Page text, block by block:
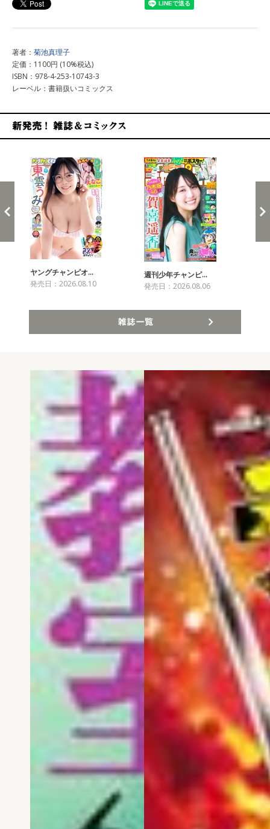
著者： 菊池真理子
定価：1100円 (10%税込)
ISBN：978-4-253-10743-3
レーベル：書籍扱いコミックス
ヤングチャンピオ…
発売日：2026.08.10
週刊少年チャンピ…
発売日：2026.08.06